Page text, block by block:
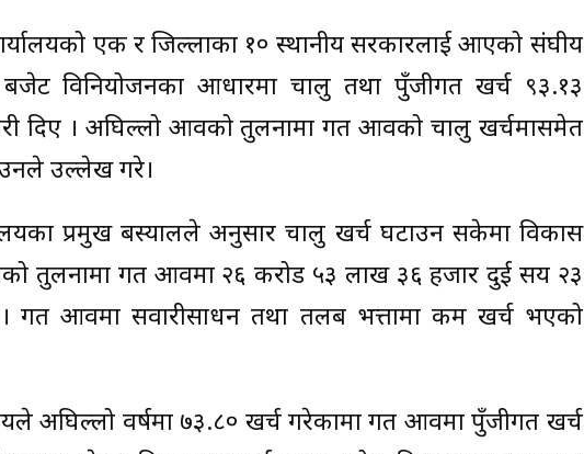
एक र जिल्लाका १० स्थानीय सरकारलाई आएको संघीय
बजेट विनियोजनका आधारमा चालु तथा पुँजीगत खर्च ९३.१३
दिए । अघिल्लो आवको तुलनामा गत आवको चालु खर्चमासमेत
उल्लेख गरे।
प्रमुख बस्यालले अनुसार चालु खर्च घटाउन सकेमा विकास
तुलनामा गत आवमा २६ करोड ५३ लाख ३६ हजार दुई सय २३
आवमा सवारीसाधन तथा तलब भत्तामा कम खर्च भएको
अघिल्लो वर्षमा ७३.८० खर्च गरेकामा गत आवमा पुँजीगत खर्च